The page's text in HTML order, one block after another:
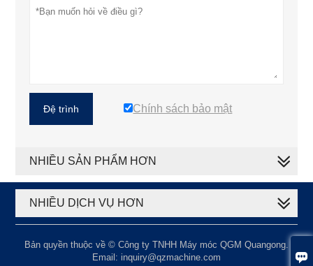

Đệ trình Chính sách bảo mật
NHIỀU SẢN PHẨM HƠN
NHIỀU DỊCH VỤ HƠN
Bản quyền thuộc về © Công ty TNHH Máy móc QGM Quangong.
Email: inquiry@qzmachine.com